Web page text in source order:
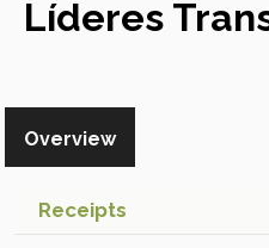
Líderes
Overview
Receipts